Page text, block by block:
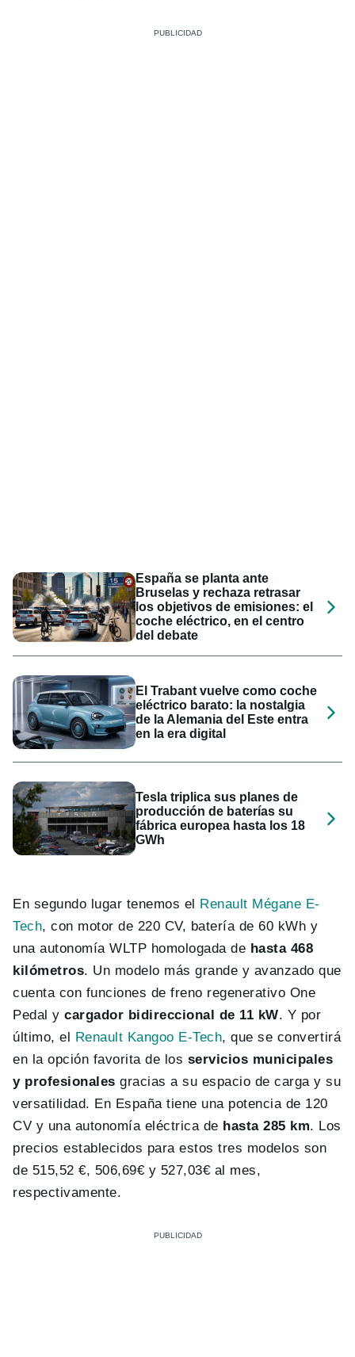
España se planta ante
Bruselas y rechaza retrasar
los objetivos de emisiones: el
coche eléctrico, en el centro
del debate
El Trabant vuelve como coche
eléctrico barato: la nostalgia
de la Alemania del Este entra
en la era digital
Tesla triplica sus planes de
producción de baterías su
fábrica europea hasta los 18
GWh
En segundo lugar tenemos el
Renault Mégane E-
Tech, con motor de 220 CV, batería de 60 kWh y
una autonomía WLTP homologada de hasta 468
kilómetros. Un modelo más grande y avanzado que
cuenta con funciones de freno regenerativo One
Pedal ycargador bidireccional de 11 kW. Y por
último, el
Renault Kangoo E-Tech, que se convertirá
en la opción favorita de los servicios municipales
y profesionales gracias a su espacio de carga y su
versatilidad. En España tiene una potencia de 120
CV y una autonomía eléctrica de hasta 285 km. Los
precios establecidos para estos tres modelos son
de 515,52 €, 506,69€ y 527,03€ al mes,
respectivamente.